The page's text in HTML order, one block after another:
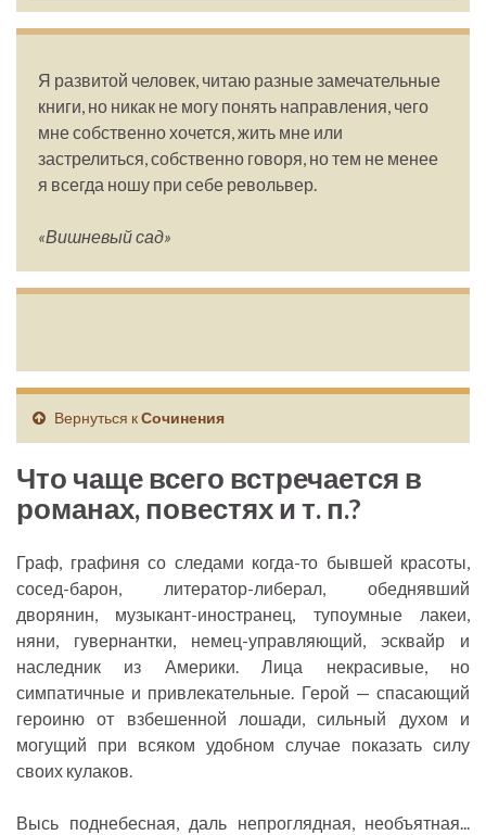
Я развитой человек, читаю разные замечательные
книги, но никак не могу понять направления, чего
мне собственно хочется, жить мне или
застрелиться, собственно говоря, но тем не менее
я всегда ношу при себе револьвер.
«Вишневый сад»
Вернуться кСочинения
Что чаще всего встречается в
романах, повестях и т. п.?
Граф, графиня со следами когда-то бывшей красоты,
сосед-барон, литератор-либерал, обеднявший
дворянин, музыкант-иностранец, тупоумные лакеи,
няни, гувернантки, немец-управляющий, эсквайр и
наследник из Америки. Лица некрасивые, но
симпатичные и привлекательные. Герой — спасающий
героиню от взбешенной лошади, сильный духом и
могущий при всяком удобном случае показать силу
своих кулаков.
Высь поднебесная, даль непроглядная, необъятная...